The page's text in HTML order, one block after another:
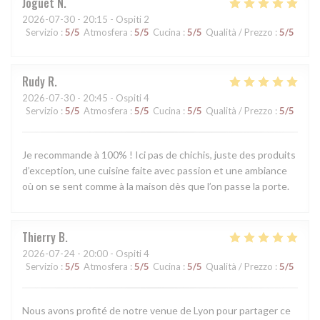
2026-07-30 - 20:15 - Ospiti 2
Servizio : 5/5 Atmosfera : 5/5 Cucina : 5/5 Qualità / Prezzo : 5/5
Rudy R
2026-07-30 - 20:45 - Ospiti 4
Servizio : 5/5 Atmosfera : 5/5 Cucina : 5/5 Qualità / Prezzo : 5/5
Je recommande à 100% ! Ici pas de chichis, juste des produits
d’exception, une cuisine faite avec passion et une ambiance
où on se sent comme à la maison dès que l’on passe la porte.
Thierry B
2026-07-24 - 20:00 - Ospiti 4
Servizio : 5/5 Atmosfera : 5/5 Cucina : 5/5 Qualità / Prezzo : 5/5
Nous avons profité de notre venue de Lyon pour partager ce